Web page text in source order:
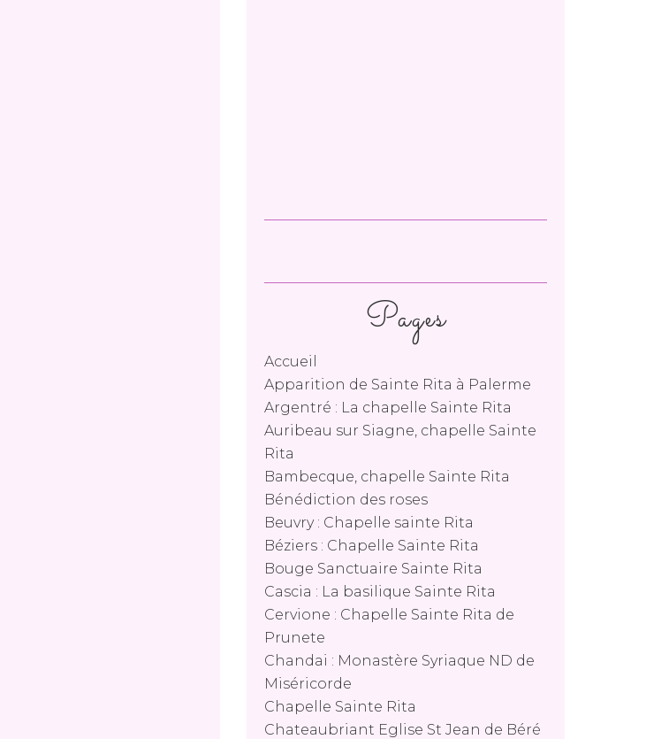
Pages
Accueil
Apparition de Sainte Rita à Palerme
Argentré : La chapelle Sainte Rita
Auribeau sur Siagne, chapelle Sainte
Rita
Bambecque, chapelle Sainte Rita
Bénédiction des roses
Beuvry : Chapelle sainte Rita
Béziers : Chapelle Sainte Rita
Bouge Sanctuaire Sainte Rita
Cascia : La basilique Sainte Rita
Cervione : Chapelle Sainte Rita de
Prunete
Chandai : Monastère Syriaque ND de
Miséricorde
Chapelle Sainte Rita
Chateaubriant Eglise St Jean de Béré